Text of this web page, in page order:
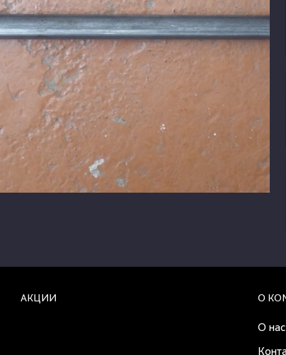
АКЦИИ О
О нас